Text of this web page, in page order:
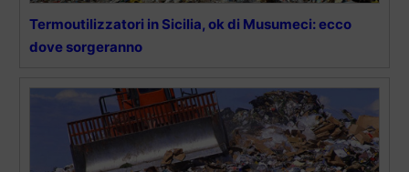
Termoutilizzatori in Sicilia, ok di Musumeci: ecco
dove sorgeranno